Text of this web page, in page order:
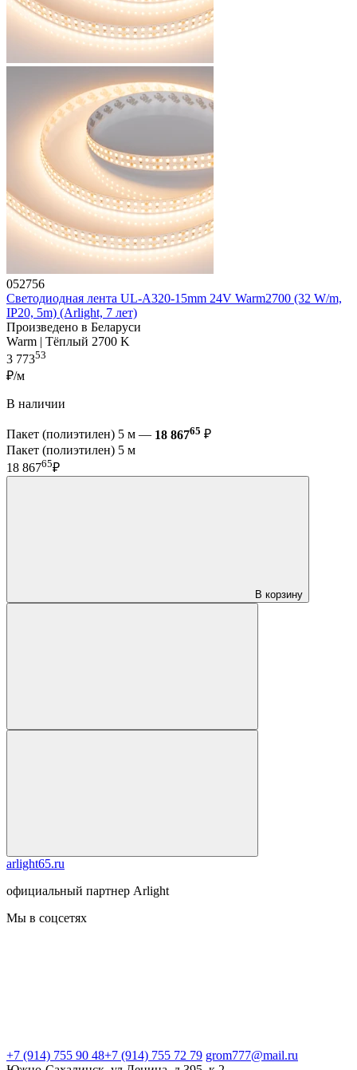
052756
Светодиодная лента UL-A320-15mm 24V Warm2700 (32 W/m,
IP20, 5m) (Arlight, 7 лет)
Произведено в Беларуси
Warm | Тёплый 2700 K
3 77353
₽/м
В наличии
Пакет (полиэтилен) 5 м — 18 86765 ₽
Пакет (полиэтилен) 5 м
18 86765₽
В корзину
arlight65.ru
официальный партнер Arlight
Мы в соцсетях
+7 (914) 755 90 48+7 (914) 755 72 79 grom777@mail.ru